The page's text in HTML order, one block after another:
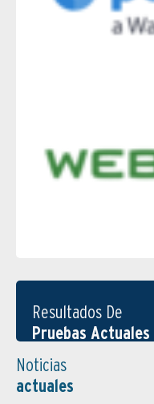
Resultados De
Pruebas Actuales
Noticias
actuales